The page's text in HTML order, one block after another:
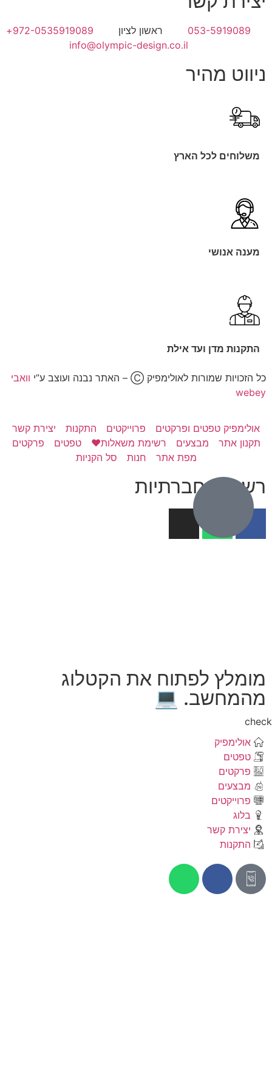
רשתות חברתיות
ניווט מהיר
משלוחים לכל הארץ
מענה אנושי
התקנות מדן ועד אילת
כל הזכויות שמורות לאולימפיק Ⓒ – האתר נבנה ועוצב ע”י
וואבי
webey
אולימפיק טפטים ופרקטים פרוייקטים התקנות
יצירת קשר
תקנון אתר
מבצעים רשימת משאלות❤️ טפטים
פרקטים
מפת אתר
חנות סל הקניות
053-5919089 ראשון לציון
972-0535919089+
info@olympic-design.co.il
מומלץ לפתוח את הקטלוג
מהמחשב. 💻
אולימפיק
טפטים
פרקטים
מבצעים
פרוייקטים
בלוג
יצירת קשר
התקנות